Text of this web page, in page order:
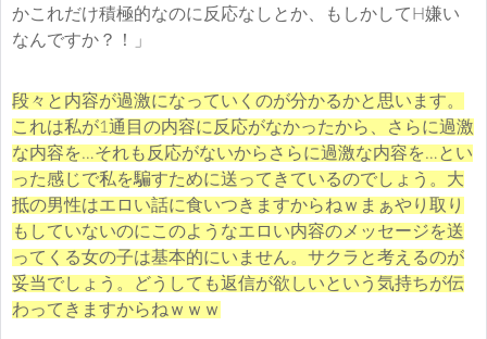
かこれだけ積極的なのに反応なしとか、もしかしてH嫌い
なんですか？！」
段々と内容が過激になっていくのが分かるかと思います。
これは私が1通目の内容に反応がなかったから、さらに過激
な内容を…それも反応がないからさらに過激な内容を…とい
った感じで私を騙すために送ってきているのでしょう。大
抵の男性はエロい話に食いつきますからねｗまぁやり取り
もしていないのにこのようなエロい内容のメッセージを送
ってくる女の子は基本的にいません。サクラと考えるのが
妥当でしょう。どうしても返信が欲しいという気持ちが伝
わってきますからねｗｗｗ